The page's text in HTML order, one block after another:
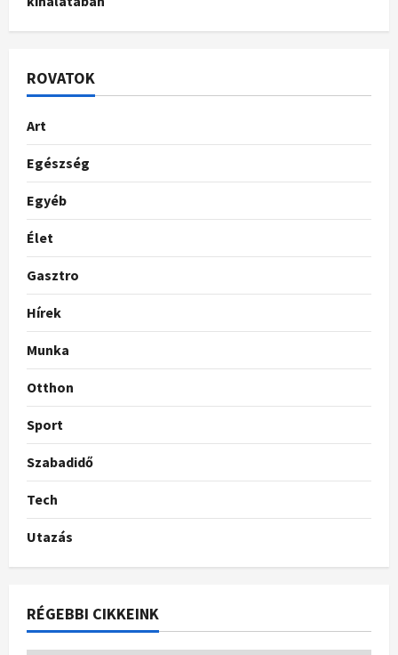
ROVATOK
Art
Egészség
Egyéb
Élet
Gasztro
Hírek
Munka
Otthon
Sport
Szabadidő
Tech
Utazás
RÉGEBBI CIKKEINK